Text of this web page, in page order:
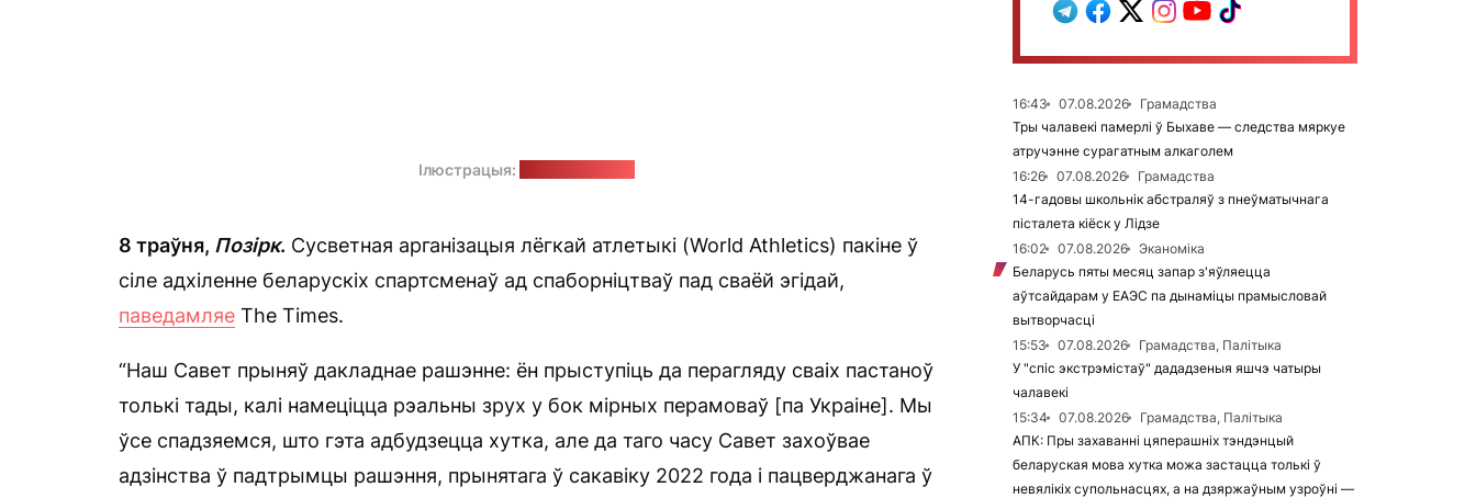
Ілюстрацыя:
8 траўня, Позірк. Сусветная арганізацыя лёгкай атлетыкі (World Athletics) пакіне ў
сіле адхіленне беларускіх спартсменаў ад спаборніцтваў пад сваёй эгідай,
паведамляе The Times.
“Наш Савет прыняў дакладнае рашэнне: ён прыступіць да перагляду сваіх пастаноў
толькі тады, калі намеціцца рэальны зрух у бок мірных перамоваў [па Украіне]. Мы
ўсе спадзяемся, што гэта адбудзецца хутка, але да таго часу Савет захоўвае
адзінства ў падтрымцы рашэння, прынятага ў сакавіку 2022 года і пацверджанага ў
16:43 07.08.2026
Грамадства
Тры чалавекі памерлі ў Быхаве — следства мяркуе
атручэнне сурагатным алкаголем
16:26
07.08.2026
Грамадства
14-гадовы школьнік абстраляў з пнеўматычнага
пісталета кіёск у Лідзе
16:02
07.08.2026
Эканоміка
Беларусь пяты месяц запар з'яўляецца
аўтсайдарам у ЕАЭС па дынаміцы прамысловай
вытворчасці
15:53
07.08.2026
Грамадства, Палітыка
У "спіс экстрэмістаў" дададзеныя яшчэ чатыры
чалавекі
15:34
07.08.2026
Грамадства, Палітыка
АПК: Пры захаванні цяперашніх тэндэнцый
беларуская мова хутка можа застацца толькі ў
невялікіх супольнасцях, а на дзяржаўным узроўні —